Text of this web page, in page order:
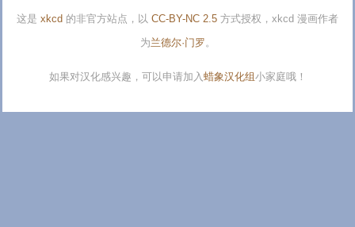
这是 xkcd 的非官方站点，以 CC-BY-NC 2.5 方式授权，xkcd 漫画作者
为兰德尔·门罗 。
如果对汉化感兴趣，可以申请加入 蜡象汉化组小家庭哦！